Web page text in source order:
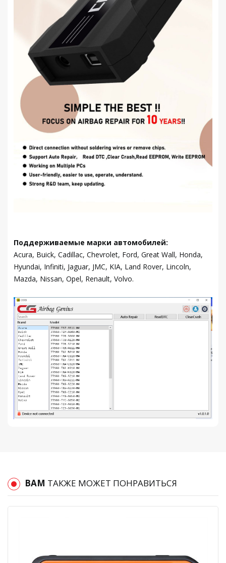
Поддерживаемые марки автомобилей:
Acura, Buick, Cadillac, Chevrolet, Ford, Great Wall, Honda,
Hyundai, Infiniti, Jaguar, JMC, KIA, Land Rover, Lincoln,
Mazda, Nissan, Opel, Renault, Volvo.
ВАМ ТАКЖЕ МОЖЕТ ПОНРАВИТЬСЯ